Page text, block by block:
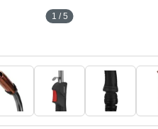
1 / 5